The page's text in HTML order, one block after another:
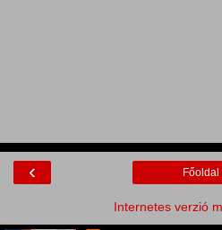
‹ Főoldal
Internetes verzió